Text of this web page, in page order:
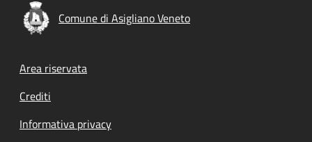
Comune di Asigliano Veneto
Footer menu
Area riservata
Crediti
Informativa privacy